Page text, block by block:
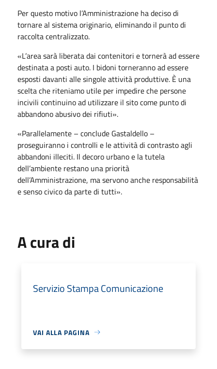
Per questo motivo l’Amministrazione ha deciso di
tornare al sistema originario, eliminando il punto di
raccolta centralizzato.
«L’area sarà liberata dai contenitori e tornerà ad essere
destinata a posti auto. I bidoni torneranno ad essere
esposti davanti alle singole attività produttive. È una
scelta che riteniamo utile per impedire che persone
incivili continuino ad utilizzare il sito come punto di
abbandono abusivo dei rifiuti».
«Parallelamente – conclude Gastaldello –
proseguiranno i controlli e le attività di contrasto agli
abbandoni illeciti. Il decoro urbano e la tutela
dell’ambiente restano una priorità
dell’Amministrazione, ma servono anche responsabilità
e senso civico da parte di tutti».
A cura di
Servizio Stampa Comunicazione
VAI ALLA PAGINA